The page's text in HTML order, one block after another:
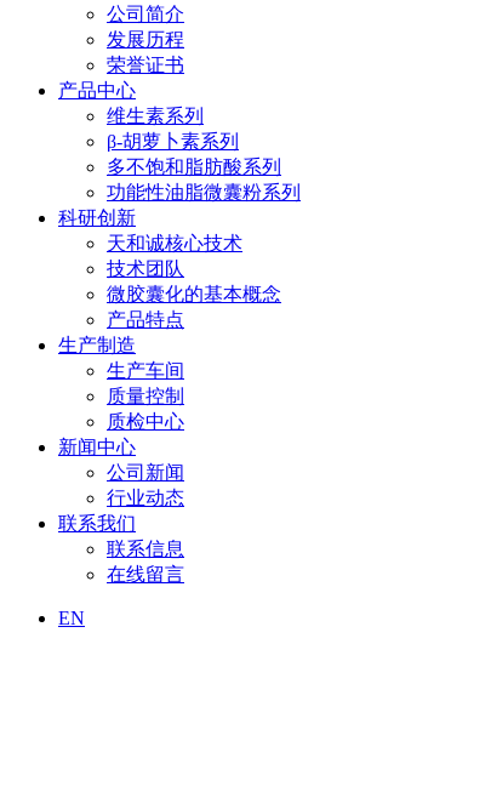
公司简介
发展历程
荣誉证书
产品中心
维生素系列
β-胡萝卜素系列
多不饱和脂肪酸系列
功能性油脂微囊粉系列
科研创新
天和诚核心技术
技术团队
微胶囊化的基本概念
产品特点
生产制造
生产车间
质量控制
质检中心
新闻中心
公司新闻
行业动态
联系我们
联系信息
在线留言
EN